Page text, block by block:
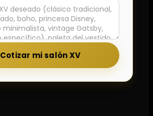
Cotizar mi salón XV